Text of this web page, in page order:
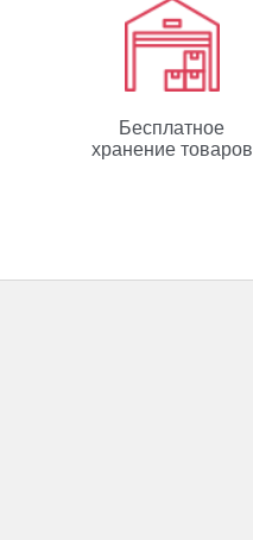
Бесплатное
хранение товаров